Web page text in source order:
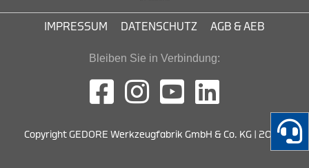
IMPRESSUM DATENSCHUTZ AGB & AEB
Bleiben Sie in Verbindung:
Copyright GEDORE Werkzeugfabrik GmbH & Co. KG | 2026